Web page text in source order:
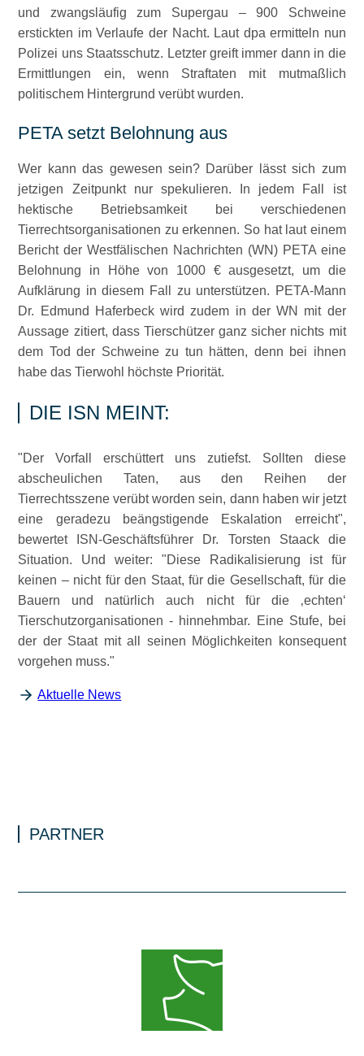
und zwangsläufig zum Supergau – 900 Schweine
erstickten im Verlaufe der Nacht. Laut dpa ermitteln nun
Polizei uns Staatsschutz. Letzter greift immer dann in die
Ermittlungen ein, wenn Straftaten mit mutmaßlich
politischem Hintergrund verübt wurden.
PETA setzt Belohnung aus
Wer kann das gewesen sein? Darüber lässt sich zum
jetzigen Zeitpunkt nur spekulieren. In jedem Fall ist
hektische Betriebsamkeit bei verschiedenen
Tierrechtsorganisationen zu erkennen. So hat laut einem
Bericht der Westfälischen Nachrichten (WN) PETA eine
Belohnung in Höhe von 1000 € ausgesetzt, um die
Aufklärung in diesem Fall zu unterstützen. PETA-Mann
Dr. Edmund Haferbeck wird zudem in der WN mit der
Aussage zitiert, dass Tierschützer ganz sicher nichts mit
dem Tod der Schweine zu tun hätten, denn bei ihnen
habe das Tierwohl höchste Priorität.
DIE ISN MEINT:
Der Vorfall erschüttert uns zutiefst. Sollten diese
abscheulichen Taten, aus den Reihen der
Tierrechtsszene verübt worden sein, dann haben wir jetzt
eine geradezu beängstigende Eskalation erreicht ,
bewertet ISN-Geschäftsführer Dr. Torsten Staack die
Situation. Und weiter:
Diese Radikalisierung ist für
keinen – nicht für den Staat, für die Gesellschaft, für die
Bauern und natürlich auch nicht für die ‚echten‘
Tierschutzorganisationen - hinnehmbar. Eine Stufe, bei
der der Staat mit all seinen Möglichkeiten konsequent
vorgehen muss.
Aktuelle News
PARTNER